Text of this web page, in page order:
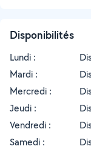
Disponibilités
Lundi :
Mardi :
Mercredi :
Jeudi :
Vendredi :
Samedi :